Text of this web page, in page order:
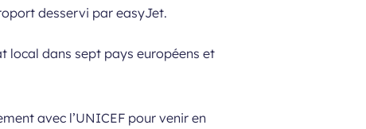
desservi par easyJet.
local dans sept pays européens et
avec l’UNICEF pour venir en